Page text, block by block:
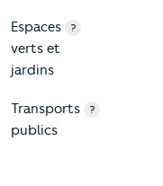
Espaces
verts et
jardins
?
Transports
publics
?